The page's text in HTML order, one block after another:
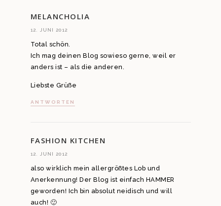
MELANCHOLIA
12. JUNI 2012
Total schön.
Ich mag deinen Blog sowieso gerne, weil er
anders ist – als die anderen.
Liebste Grüße
ANTWORTEN
FASHION KITCHEN
12. JUNI 2012
also wirklich mein allergrößtes Lob und
Anerkennung! Der Blog ist einfach HAMMER
geworden! Ich bin absolut neidisch und will
auch! 🙂